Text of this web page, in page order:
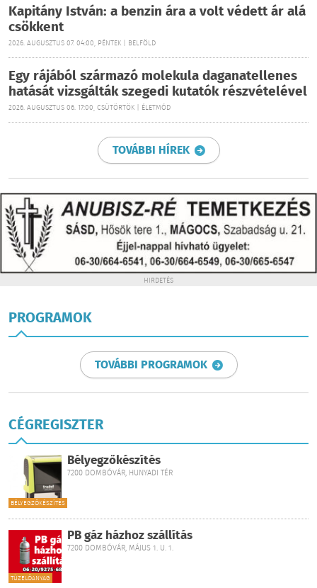
Kapitány István: a benzin ára a volt védett ár alá
csökkent
2026. AUGUSZTUS 07. 04:00, PÉNTEK | BELFÖLD
Egy rájából származó molekula daganatellenes
hatását vizsgálták szegedi kutatók részvételével
2026. AUGUSZTUS 06. 17:00, CSÜTÖRTÖK | ÉLETMÓD
TOVÁBBI HÍREK
HIRDETÉS
PROGRAMOK
TOVÁBBI PROGRAMOK
CÉGREGISZTER
BÉLYEGZŐKÉSZÍTÉS
Bélyegzőkészítés
7200 DOMBÓVÁR, HUNYADI TÉR
TÜZELŐANYAG
PB gáz házhoz szállítás
7200 DOMBÓVÁR, MÁJUS 1. U. 1.